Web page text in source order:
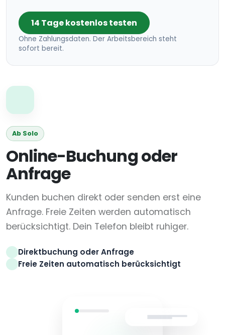
14 Tage kostenlos testen
Ohne Zahlungsdaten. Der Arbeitsbereich steht
sofort bereit.
Ab Solo
Online-Buchung oder
Anfrage
Kunden buchen direkt oder senden erst eine
Anfrage. Freie Zeiten werden automatisch
berücksichtigt. Dein Telefon bleibt ruhiger.
Direktbuchung oder Anfrage
Freie Zeiten automatisch berücksichtigt